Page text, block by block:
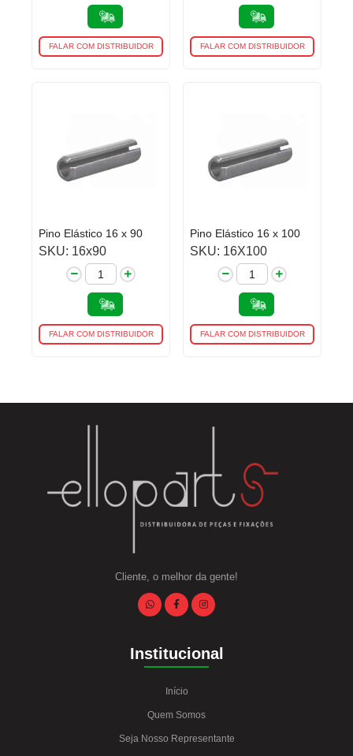
FALAR COM DISTRIBUIDOR FALAR COM DISTRIBUIDOR
Pino Elástico 16 x 90
SKU: 16x90
FALAR COM DISTRIBUIDOR
Pino Elástico 16 x 100
SKU: 16X100
FALAR COM DISTRIBUIDOR
Cliente, o melhor da gente!
Institucional
Início
Quem Somos
Seja Nosso Representante